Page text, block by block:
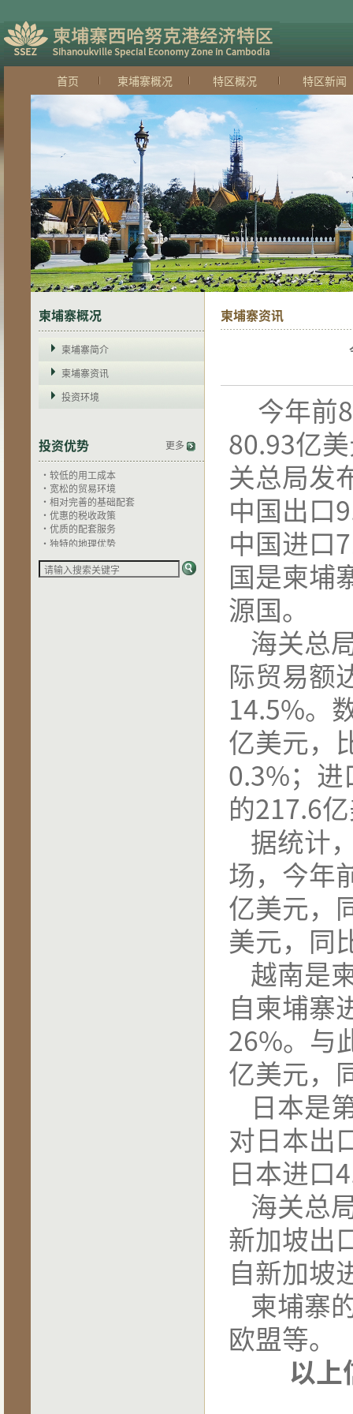
首页 柬埔寨概况 特区概况 特区新闻
柬埔寨概况
柬埔寨简介
柬埔寨资讯
投资环境
投资优势 更多
·独特的地理优势
·较低的用工成本
·宽松的贸易环境
·相对完善的基础配套
·优惠的税收政策
·优质的配套服务
·独特的地理优势
·较低的用工成本
·宽松的贸易环境
·相对完善的基础配套
柬埔寨资讯
今年前8
80.93亿
关总局发
中国出口
中国进口
国是柬埔
源国。
海关总
际贸易额
14.5%。
亿美元，
0.3%；
的217.6
据统计
场，今年
亿美元，
美元，同
越南是
自柬埔寨
26%。与
亿美元，
日本是
对日本出
日本进口
海关总
新加坡出
自新加坡
柬埔寨
欧盟等。
以上